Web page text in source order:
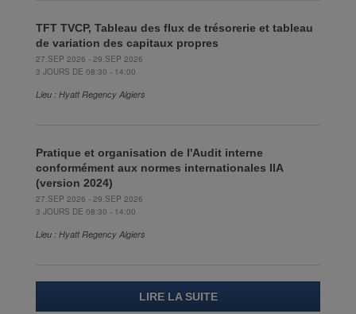
TFT TVCP, Tableau des flux de trésorerie et tableau
de variation des capitaux propres
27,SEP 2026 - 29,SEP 2026
3 JOURS DE 08:30 - 14:00
Lieu : Hyatt Regency Algiers
Pratique et organisation de l'Audit interne
conformément aux normes internationales IIA
(version 2024)
27,SEP 2026 - 29,SEP 2026
3 JOURS DE 08:30 - 14:00
Lieu : Hyatt Regency Algiers
LIRE LA SUITE